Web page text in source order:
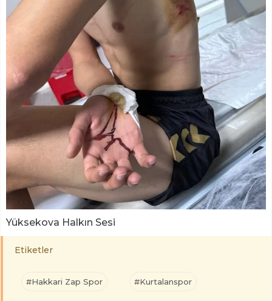
Yüksekova Halkın Sesi
Etiketler
#Hakkari Zap Spor #Kurtalanspor